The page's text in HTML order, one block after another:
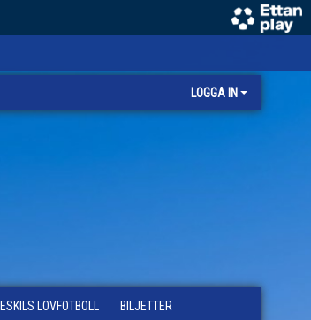
LOGGA IN
ESKILS LOVFOTBOLL BILJETTER